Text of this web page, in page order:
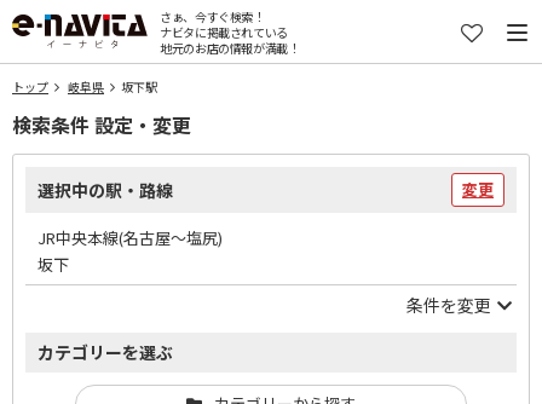
さぁ、今すぐ検索！
ナビタに掲載されている
地元のお店の情報が満載！
トップ 岐阜県 坂下駅
検索条件 設定・変更
選択中の駅・路線 変更
JR中央本線(名古屋～塩尻)
坂下
条件を変更
カテゴリーを選ぶ